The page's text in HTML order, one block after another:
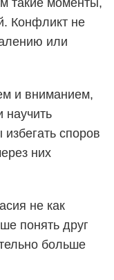
Конфликт не
или
и вниманием,
научить
споров
них
не как
понять друг
больше